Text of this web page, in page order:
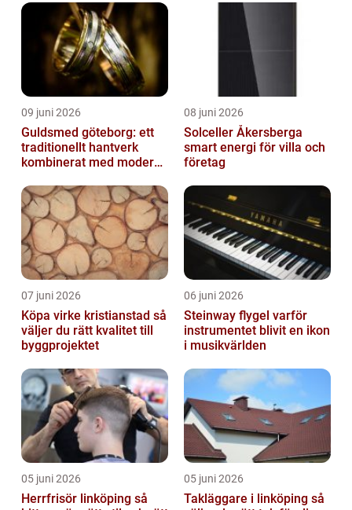
09 juni 2026
Guldsmed göteborg: ett
traditionellt hantverk
kombinerat med modern
08 juni 2026
Solceller Åkersberga
smart energi för villa och
företag
07 juni 2026
Köpa virke kristianstad så
väljer du rätt kvalitet till
byggprojektet
06 juni 2026
Steinway flygel varför
instrumentet blivit en ikon
i musikvärlden
05 juni 2026
Herrfrisör linköping så
05 juni 2026
Takläggare i linköping så